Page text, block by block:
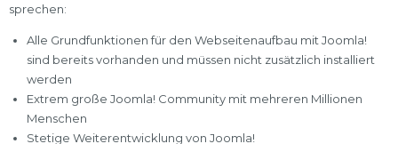
sprechen:
Alle Grundfunktionen für den Webseitenaufbau mit Joomla!
sind bereits vorhanden und müssen nicht zusätzlich installiert
werden
Extrem große Joomla! Community mit mehreren Millionen
Menschen
Stetige Weiterentwicklung von Joomla!